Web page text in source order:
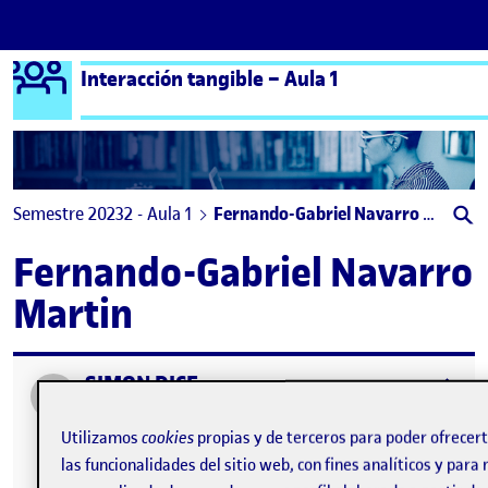
Saltar al contenido
Logo Ágora
Interacción tangible – Aula 1
Semestre 20232 - Aula 1 Fernando-Gabriel Navarro Martin
Fernando-Gabriel Navarro
Martin
Publicado porSIMON DICE
Visibilidad:
Pública -Fecha de publicación
2 May 2024-comentarioen SIMON DICE
Utilizamos cookies propias y de terceros para poder
las funcionalidades del sitio web, con fines analíticos y